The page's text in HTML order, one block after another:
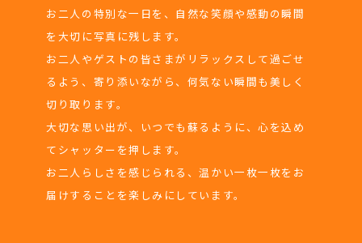
お二人の特別な一日を、自然な笑顔や感動の瞬間
を大切に写真に残します。
お二人やゲストの皆さまがリラックスして過ごせ
るよう、寄り添いながら、何気ない瞬間も美しく
切り取ります。
大切な思い出が、いつでも蘇るように、心を込め
てシャッターを押します。
お二人らしさを感じられる、温かい一枚一枚をお
届けすることを楽しみにしています。